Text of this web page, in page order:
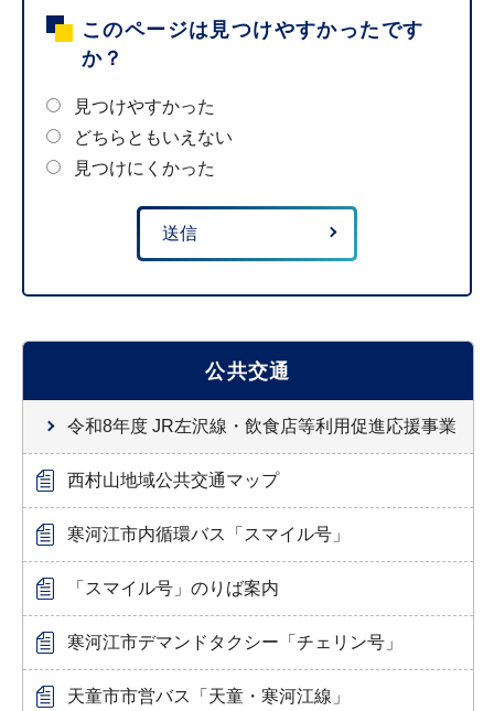
このページは見つけやすかったです
か？
見つけやすかった
どちらともいえない
見つけにくかった
公共交通
令和8年度 JR左沢線・飲食店等利用促進応援事業
西村山地域公共交通マップ
寒河江市内循環バス「スマイル号」
「スマイル号」のりば案内
寒河江市デマンドタクシー「チェリン号」
天童市市営バス「天童・寒河江線」